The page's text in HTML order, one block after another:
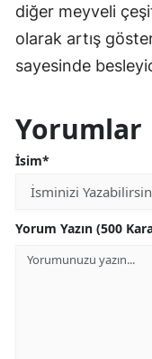
diğer meyveli
olarak artış
sayesinde
Yorumlar
İsim*
Yorum Yazın (500